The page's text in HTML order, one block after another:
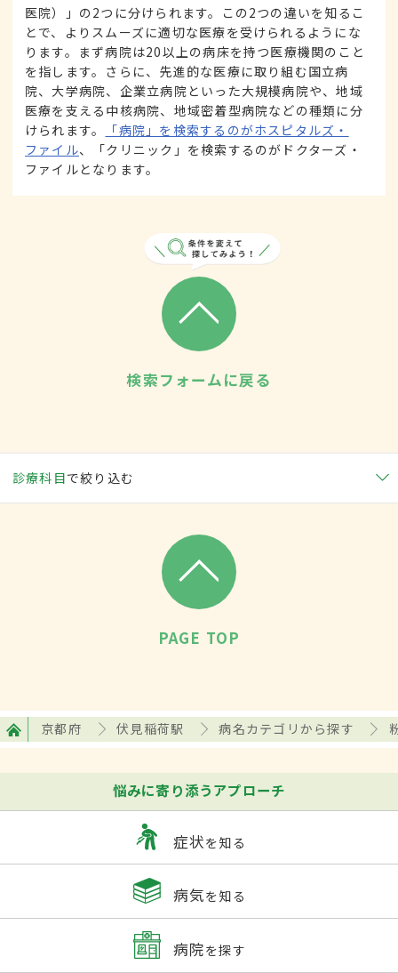
医院）」の2つに分けられます。この2つの違いを知るこ
とで、よりスムーズに適切な医療を受けられるようにな
ります。まず病院は20以上の病床を持つ医療機関のこと
を指します。さらに、先進的な医療に取り組む国立病
院、大学病院、企業立病院といった大規模病院や、地域
医療を支える中核病院、地域密着型病院などの種類に分
けられます。
「病院」を検索するのがホスピタルズ・
ファイル、「クリニック」を検索するのがドクターズ・
ファイルとなります。
検索フォームに戻る
診療科目で絞り込む
PAGE TOP
京都府 伏見稲荷駅 病名カテゴリから探す
悩みに寄り添うアプローチ
症状を知る
病気を知る
病院を探す